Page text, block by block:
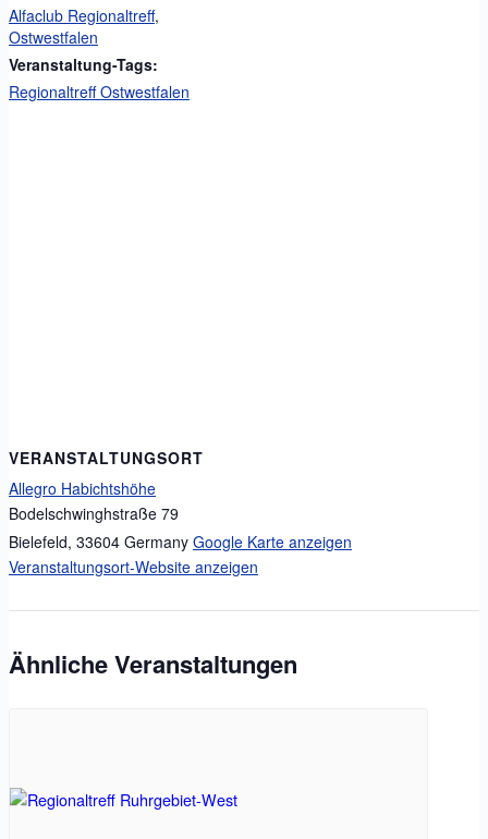
Alfaclub Regionaltreff,
Ostwestfalen
Veranstaltung-Tags:
Regionaltreff Ostwestfalen
VERANSTALTUNGSORT
Allegro Habichtshöhe
Bodelschwinghstraße 79
Bielefeld, 33604 Germany Google Karte anzeigen
Veranstaltungsort-Website anzeigen
Ähnliche Veranstaltungen